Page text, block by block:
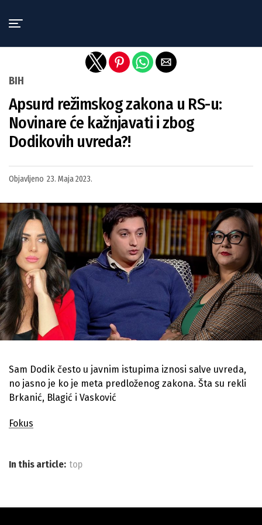
BIH
Apsurd režimskog zakona u RS-u:
Novinare će kažnjavati i zbog
Dodikovih uvreda?!
Objavljeno 23. Maja 2023.
Sam Dodik često u javnim istupima iznosi salve uvreda,
no jasno je ko je meta predloženog zakona. Šta su rekli
Brkanić, Blagić i Vasković
Fokus
In this article: top